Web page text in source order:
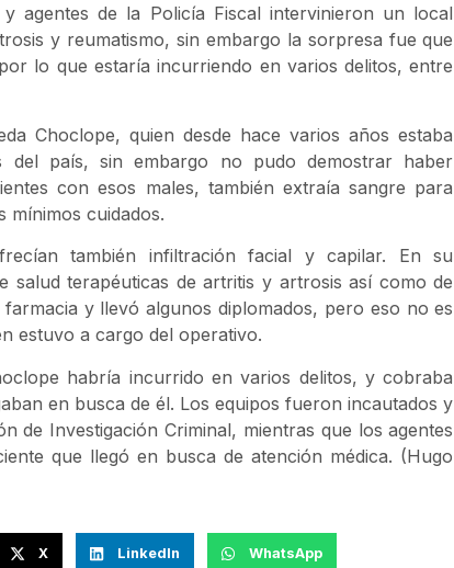
agentes de la Policía Fiscal intervinieron un local
y reumatismo, sin embargo la sorpresa fue que
lo que estaría incurriendo en varios delitos, entre
Choclope, quien desde hace varios años estaba
del país, sin embargo no pudo demostrar haber
con esos males, también extraía sangre para
mínimos cuidados.
también infiltración facial y capilar. En su
salud terapéuticas de artritis y artrosis así como de
y llevó algunos diplomados, pero eso no es
estuvo a cargo del operativo.
habría incurrido en varios delitos, y cobraba
en busca de él. Los equipos fueron incautados y
de Investigación Criminal, mientras que los agentes
que llegó en busca de atención médica. (Hugo
X LinkedIn WhatsApp